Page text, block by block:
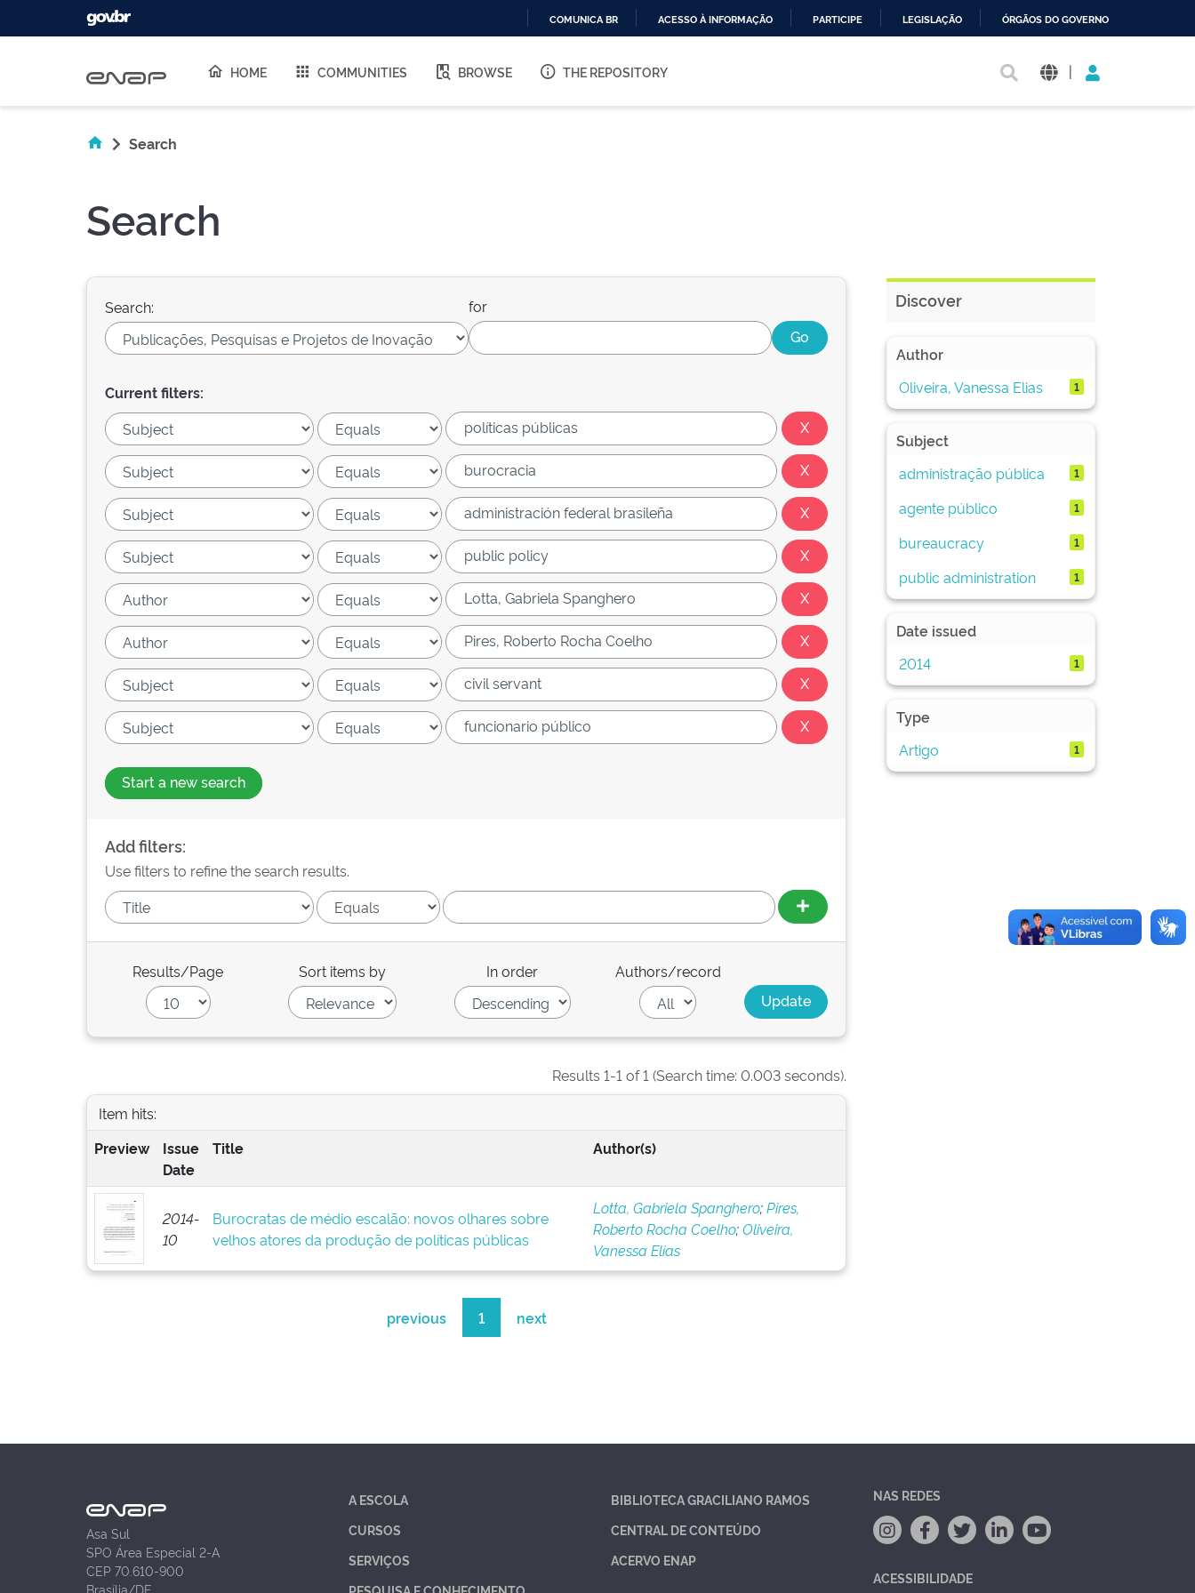
O
COMUNICA BR ACESSO À INFORMAÇÃO PARTICIPE LEGISLAÇÃO ÓRGÃOS DO GOVERNO
HOME COMMUNITIES BROWSE THE REPOSITORY |
Search
Search
Search: for
Current filters:
Start a new search
Add filters:
Use filters to refine the search results.
Results/Page Sort items by In order Authors/record
Results 1-1 of 1 (Search time: 0.003 seconds).
Item hits:
Preview
Issue
Date
Title Author(s)
2014-
10
Burocratas de médio escalão: novos olhares sobre
velhos atores da produção de políticas públicas
Lotta, Gabriela Spanghero;Pires,
Roberto Rocha Coelho;Oliveira,
Vanessa Elias
previous 1 next
Discover
Author
Oliveira, Vanessa Elias
1
Subject
administração pública
1
agente público 1
bureaucracy 1
public administration 1
Date issued
2014
1
Type
Artigo
1
Asa Sul
SPO Área Especial 2-A
CEP 70.610-900
Brasília/DF
A ESCOLA
CURSOS
SERVIÇOS
BIBLIOTECA GRACILIANO RAMOS
CENTRAL DE CONTEÚDO
ACERVO ENAP
NAS REDES
ACESSIBILIDADE